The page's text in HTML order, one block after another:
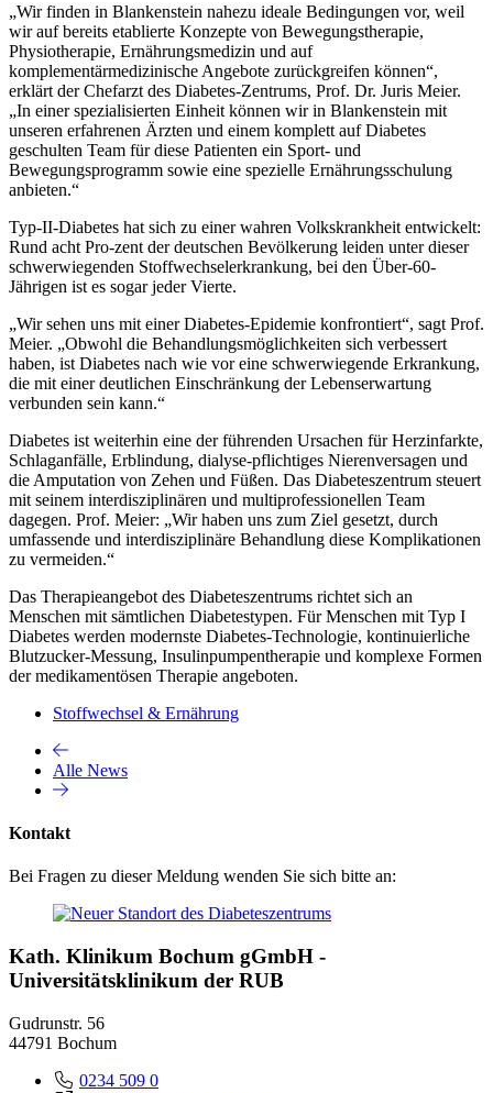
„Wir finden in Blankenstein nahezu ideale Bedingungen vor, weil
wir auf bereits etablierte Konzepte von Bewegungstherapie,
Physiotherapie, Ernährungsmedizin und auf
komplementärmedizinische Angebote zurückgreifen können“,
erklärt der Chefarzt des Diabetes-Zentrums, Prof. Dr. Juris Meier.
„In einer spezialisierten Einheit können wir in Blankenstein mit
unseren erfahrenen Ärzten und einem komplett auf Diabetes
geschulten Team für diese Patienten ein Sport- und
Bewegungsprogramm sowie eine spezielle Ernährungsschulung
anbieten.“
Typ-II-Diabetes hat sich zu einer wahren Volkskrankheit entwickelt:
Rund acht Pro-zent der deutschen Bevölkerung leiden unter dieser
schwerwiegenden Stoffwechselerkrankung, bei den Über-60-
Jährigen ist es sogar jeder Vierte.
„Wir sehen uns mit einer Diabetes-Epidemie konfrontiert“, sagt Prof.
Meier. „Obwohl die Behandlungsmöglichkeiten sich verbessert
haben, ist Diabetes nach wie vor eine schwerwiegende Erkrankung,
die mit einer deutlichen Einschränkung der Lebenserwartung
verbunden sein kann.“
Diabetes ist weiterhin eine der führenden Ursachen für Herzinfarkte,
Schlaganfälle, Erblindung, dialyse-pflichtiges Nierenversagen und
die Amputation von Zehen und Füßen. Das Diabeteszentrum steuert
mit seinem interdisziplinären und multiprofessionellen Team
dagegen. Prof. Meier: „Wir haben uns zum Ziel gesetzt, durch
umfassende und interdisziplinäre Behandlung diese Komplikationen
zu vermeiden.“
Das Therapieangebot des Diabeteszentrums richtet sich an
Menschen mit sämtlichen Diabetestypen. Für Menschen mit Typ I
Diabetes werden modernste Diabetes-Technologie, kontinuierliche
Blutzucker-Messung, Insulinpumpentherapie und komplexe Formen
der medikamentösen Therapie angeboten.
Stoffwechsel & Ernährung
Alle News
Kontakt
Bei Fragen zu dieser Meldung wenden Sie sich bitte an:
Kath. Klinikum Bochum gGmbH -
Universitätsklinikum der RUB
Gudrunstr. 56
44791 Bochum
0234 509 0